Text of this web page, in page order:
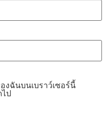
งฉันบนเบราว์เซอร์นี้
ป